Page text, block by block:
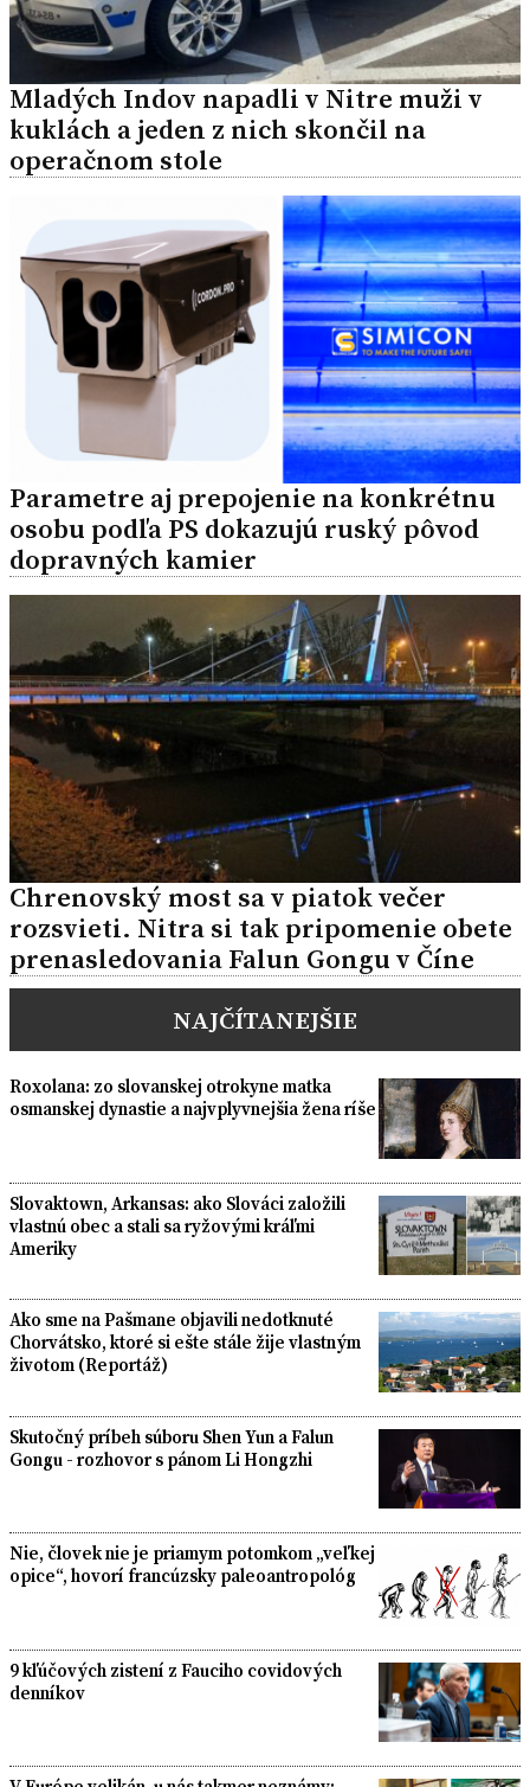
Mladých Indov napadli v Nitre muži v
kuklách a jeden z nich skončil na
operačnom stole
Parametre aj prepojenie na konkrétnu
osobu podľa PS dokazujú ruský pôvod
dopravných kamier
Chrenovský most sa v piatok večer
rozsvieti. Nitra si tak pripomenie obete
prenasledovania Falun Gongu v Číne
NAJČÍTANEJŠIE
Roxolana: zo slovanskej otrokyne matka
osmanskej dynastie a najvplyvnejšia žena ríše
Slovaktown, Arkansas: ako Slováci založili
vlastnú obec a stali sa ryžovými kráľmi
Ameriky
Ako sme na Pašmane objavili nedotknuté
Chorvátsko, ktoré si ešte stále žije vlastným
životom (Reportáž)
Skutočný príbeh súboru Shen Yun a Falun
Gongu - rozhovor s pánom Li Hongzhi
Nie, človek nie je priamym potomkom „veľkej
opice“, hovorí francúzsky paleoantropológ
9 kľúčových zistení z Fauciho covidových
denníkov